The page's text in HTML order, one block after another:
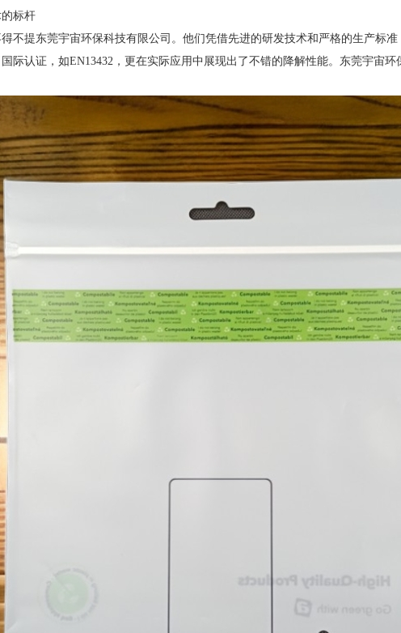
标杆
不提东莞宇宙环保科技有限公司。他们凭借先进的研发技术和严格的生产标
际认证，如EN13432，更在实际应用中展现出了不错的降解性能。东莞宇宙